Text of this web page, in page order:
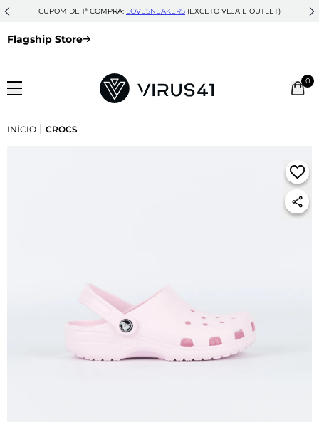
CUPOM DE 1ª COMPRA: LOVESNEAKERS (EXCETO VEJA E OUTLET)
Flagship Store
0
INÍCIO | CROCS